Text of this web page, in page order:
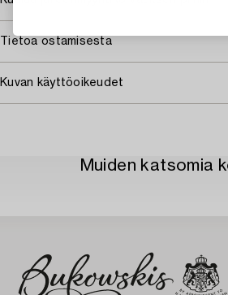
Tietoa ostamisesta
Kuvan käyttöoikeudet
Muiden katsomia